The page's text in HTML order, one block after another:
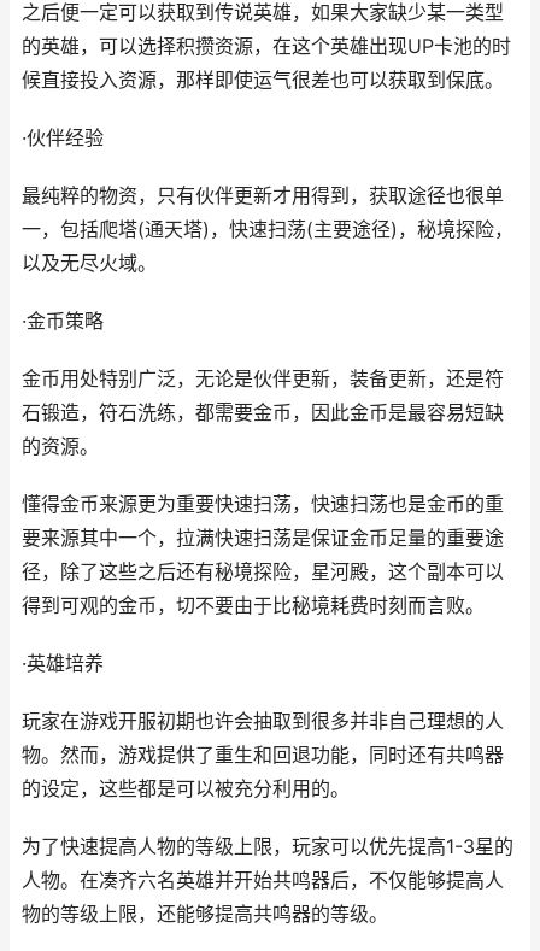
之后便一定可以获取到传说英雄，如果大家缺少某一类型
的英雄，可以选择积攒资源，在这个英雄出现UP卡池的时
候直接投入资源，那样即使运气很差也可以获取到保底。
·伙伴经验
最纯粹的物资，只有伙伴更新才用得到，获取途径也很单
一，包括爬塔(通天塔)，快速扫荡(主要途径)，秘境探险，
以及无尽火域。
·金币策略
金币用处特别广泛，无论是伙伴更新，装备更新，还是符
石锻造，符石洗练，都需要金币，因此金币是最容易短缺
的资源。
懂得金币来源更为重要快速扫荡，快速扫荡也是金币的重
要来源其中一个，拉满快速扫荡是保证金币足量的重要途
径，除了这些之后还有秘境探险，星河殿，这个副本可以
得到可观的金币，切不要由于比秘境耗费时刻而言败。
·英雄培养
玩家在游戏开服初期也许会抽取到很多并非自己理想的人
物。然而，游戏提供了重生和回退功能，同时还有共鸣器
的设定，这些都是可以被充分利用的。
为了快速提高人物的等级上限，玩家可以优先提高1-3星的
人物。在凑齐六名英雄并开始共鸣器后，不仅能够提高人
物的等级上限，还能够提高共鸣器的等级。